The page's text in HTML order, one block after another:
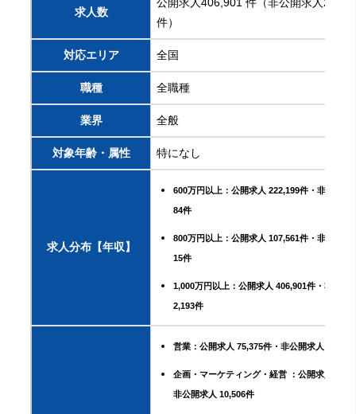
求人数
件）
対応エリア 全国
職種 全職種
業界 全般
対象年齢・属性 特になし
求人分布【年収】
600万円以上：公開求人 222,199件・非公開求
84件
800万円以上：公開求人 107,561件・非公開求
15件
1,000万円以上：公開求人 406,901件・非公開
2,193件
営業：公開求人 75,375件・非公開求人 39,765
企画・マーケティング・経営 ：公開求人
非公開求人 10,506件